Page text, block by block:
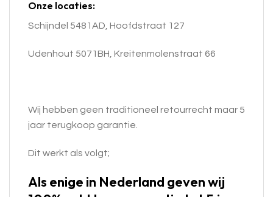
Onze locaties:
Schijndel 5481AD, Hoofdstraat 127
Udenhout 5071BH, Kreitenmolenstraat 66
Wij hebben geen traditioneel retourrecht maar 5
jaar terugkoop garantie.
Dit werkt als volgt;
Als enige in Nederland geven wij